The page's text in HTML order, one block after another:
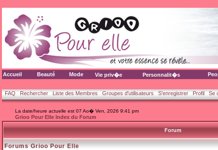
Accueil Beauté Mode Vie priv�e Personnalit�s
FAQ Rechercher Liste des Membres Groupes d'utilisateurs S'enregistrer Profil Se
La date/heure actuelle est 07 Ao� Ven, 2026 9:41 pm
Grioo Pour Elle Index du Forum
Forum
Forums Grioo Pour Elle